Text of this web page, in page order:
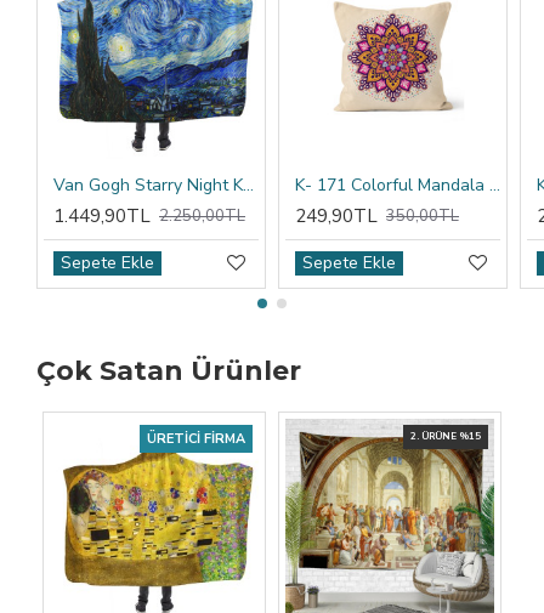
Van Gogh Starry Night Kapşonlu Battaniye
1.449,90TL 2.250,00TL
Sepete Ekle
K- 171 Colorful Mandala Tribal Çift Tarafı Baskılı Kırlent Kılıfı
249,90TL 350,00TL
Sepete Ekle
Çok Satan Ürünler
ÜRETICI FIRMA 2. ÜRÜNE %15